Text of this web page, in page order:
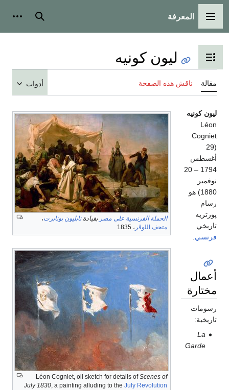
القائمة الرئيسية
المعرفة بحث
تبديل عرض جدول المحتويات
ليون كونيه
مقالة ناقش هذه الصفحة أدوات
الحملة الفرنسية على مصر بقيادةنابليون بونابرت،
متحف اللوڤر ، 1835
Léon Cogniet, oil sketch for details ofScenes of
July 1830, a painting alluding to the July Revolution
ليون كونيه
Léon
Cogniet
(29
أغسطس
1794 – 20
نوفمبر
1880) هو
رسام
پورتريه
تاريخي
فرنسي
أعمال
مختارة
رسومات
تاريخية:
La
Garde